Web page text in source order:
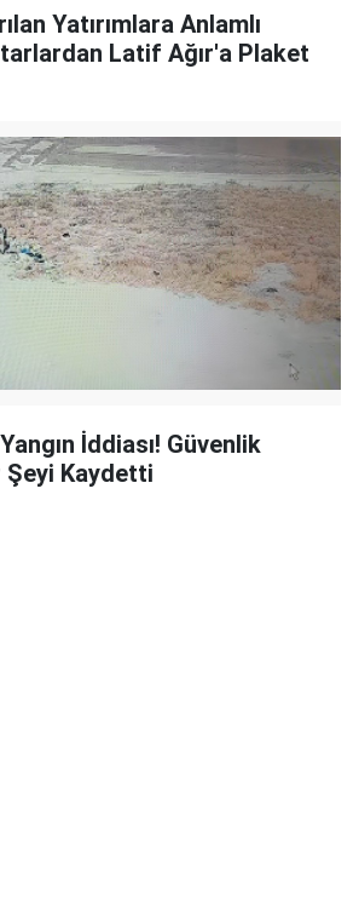
Yatırımlara Anlamlı
Latif Ağır'a Plaket
İddiası! Güvenlik
Şeyi Kaydetti